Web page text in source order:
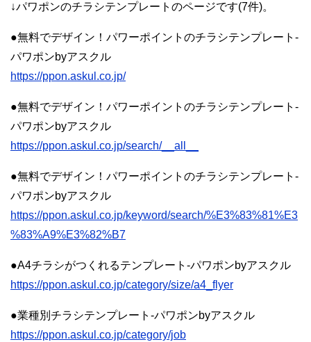
↓パワポンのチラシテンプレートのページです(7件)。
●無料でデザイン！パワーポイントのチラシテンプレート-
パワポンbyアスクル
https://ppon.askul.co.jp/
●無料でデザイン！パワーポイントのチラシテンプレート-
パワポンbyアスクル
https://ppon.askul.co.jp/search/__all__
●無料でデザイン！パワーポイントのチラシテンプレート-
パワポンbyアスクル
https://ppon.askul.co.jp/keyword/search/%E3%83%81%E3
%83%A9%E3%82%B7
●A4チラシがつくれるテンプレート-パワポンbyアスクル
https://ppon.askul.co.jp/category/size/a4_flyer
●業種別チラシテンプレート-パワポンbyアスクル
https://ppon.askul.co.jp/category/job